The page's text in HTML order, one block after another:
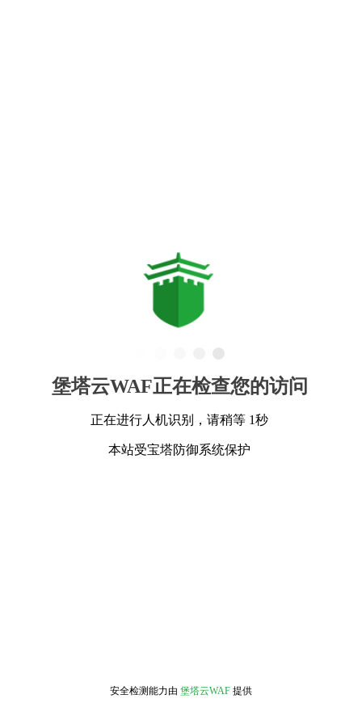
堡塔云WAF正在检查您的访问
正在进行人机识别，请稍等 1秒
本站受宝塔防御系统保护
安全检测能力由 堡塔云WAF 提供